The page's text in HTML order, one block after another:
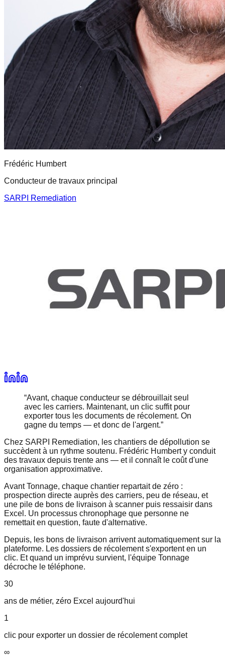
Frédéric Humbert
Conducteur de travaux principal
SARPI Remediation
“Avant, chaque conducteur se débrouillait seul
avec les carriers. Maintenant, un clic suffit pour
exporter tous les documents de récolement. On
gagne du temps — et donc de l'argent.”
Chez SARPI Remediation, les chantiers de dépollution se
succèdent à un rythme soutenu. Frédéric Humbert y conduit
des travaux depuis trente ans — et il connaît le coût d'une
organisation approximative.
Avant Tonnage, chaque chantier repartait de zéro :
prospection directe auprès des carriers, peu de réseau, et
une pile de bons de livraison à scanner puis ressaisir dans
Excel. Un processus chronophage que personne ne
remettait en question, faute d'alternative.
Depuis, les bons de livraison arrivent automatiquement sur la
plateforme. Les dossiers de récolement s'exportent en un
clic. Et quand un imprévu survient, l'équipe Tonnage
décroche le téléphone.
30
ans de métier, zéro Excel aujourd'hui
1
clic pour exporter un dossier de récolement complet
∞